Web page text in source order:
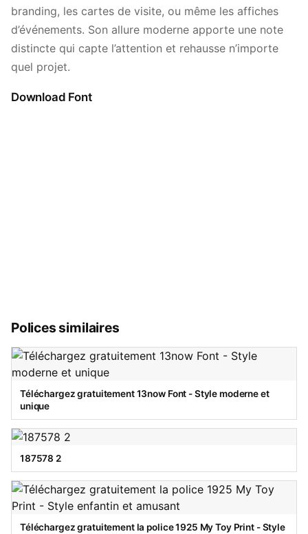
branding, les cartes de visite, ou même les affiches
d’événements. Son allure moderne apporte une note
distincte qui capte l’attention et rehausse n’importe
quel projet.
Download Font
Polices similaires
Téléchargez gratuitement 13now Font - Style moderne et
unique
187578 2
Téléchargez gratuitement la police 1925 My Toy Print - Style